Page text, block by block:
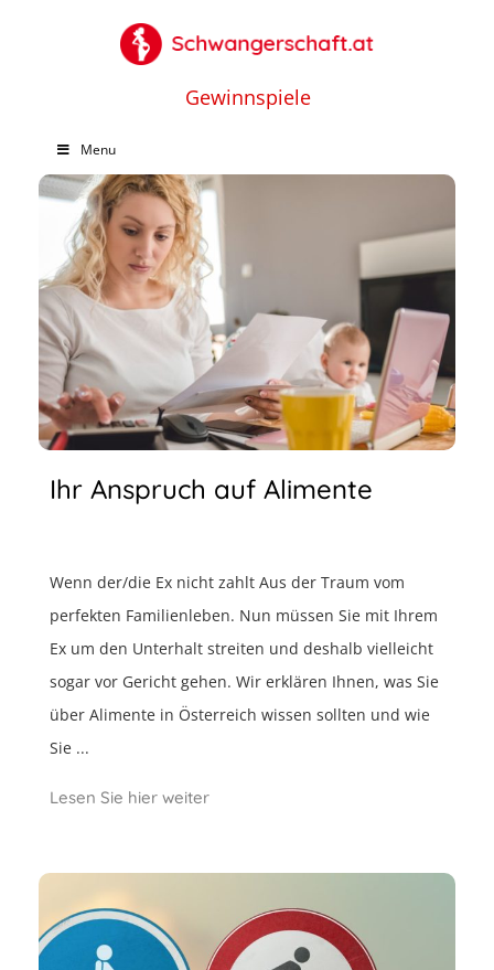
Gewinnspiele
Menu
Ihr Anspruch auf Alimente
Wenn der/die Ex nicht zahlt Aus der Traum vom
perfekten Familienleben. Nun müssen Sie mit Ihrem
Ex um den Unterhalt streiten und deshalb vielleicht
sogar vor Gericht gehen. Wir erklären Ihnen, was Sie
über Alimente in Österreich wissen sollten und wie
Sie ...
Lesen Sie hier weiter